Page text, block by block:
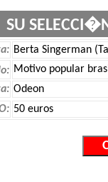
SU
Berta Singerman
Motivo popular
Odeon
50 euros